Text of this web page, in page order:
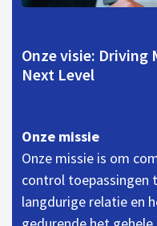
Onze visie:
Next Level
Onze missie
Onze missie is om
control toepassingen
langdurige relatie en